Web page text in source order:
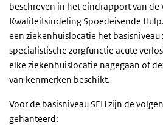
beschreven in het eindrapport van de
Kwaliteitsindeling Spoedeisende
een ziekenhuislocatie het basisniveau
specialistische zorgfunctie acute
elke ziekenhuislocatie nagegaan of
van kenmerken beschikt.
Voor de basisniveau SEH zijn de
gehanteerd: